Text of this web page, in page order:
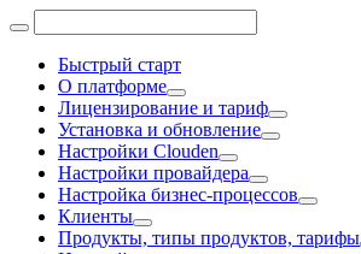
Быстрый старт
О платформе
Лицензирование и тариф
Установка и обновление
Настройки Clouden
Настройки провайдера
Настройка бизнес-процессов
Клиенты
Продукты, типы продуктов, тарифы